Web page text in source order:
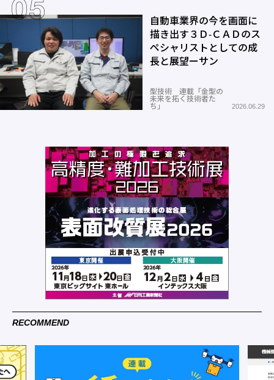
自動車業界の今を画面に
描き出す３Ｄ-ＣＡＤのス
ペシャリストとしての成
長と展望ーサン
型技術 連載「金型の
未来を拓く技術者た
ち」
2026.06.29
RECOMMEND